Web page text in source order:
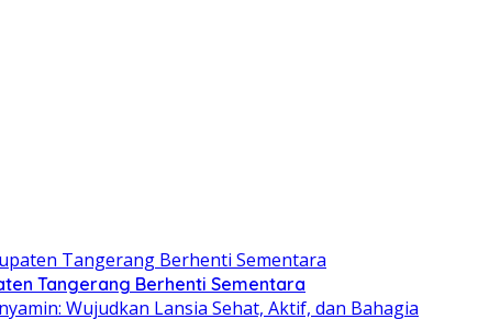
Tangerang Berhenti Sementara